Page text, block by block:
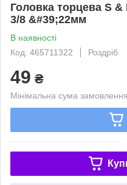
Головка торцева S
3/8 &#39;22мм
В наявності
Код: 465711322
Роздріб
49 ₴
Мінімальна сума